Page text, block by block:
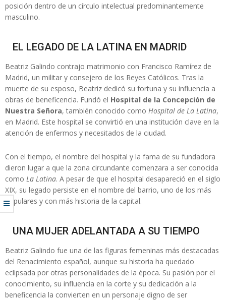
posición dentro de un círculo intelectual predominantemente
masculino.
EL LEGADO DE LA LATINA EN MADRID
Beatriz Galindo contrajo matrimonio con Francisco Ramírez de
Madrid, un militar y consejero de los Reyes Católicos. Tras la
muerte de su esposo, Beatriz dedicó su fortuna y su influencia a
obras de beneficencia. Fundó el Hospital de la Concepción de
Nuestra Señora, también conocido como Hospital de La Latina,
en Madrid. Este hospital se convirtió en una institución clave en la
atención de enfermos y necesitados de la ciudad.
Con el tiempo, el nombre del hospital y la fama de su fundadora
dieron lugar a que la zona circundante comenzara a ser conocida
como La Latina. A pesar de que el hospital desapareció en el siglo
XIX, su legado persiste en el nombre del barrio, uno de los más
populares y con más historia de la capital.
UNA MUJER ADELANTADA A SU TIEMPO
Beatriz Galindo fue una de las figuras femeninas más destacadas
del Renacimiento español, aunque su historia ha quedado
eclipsada por otras personalidades de la época. Su pasión por el
conocimiento, su influencia en la corte y su dedicación a la
beneficencia la convierten en un personaje digno de ser